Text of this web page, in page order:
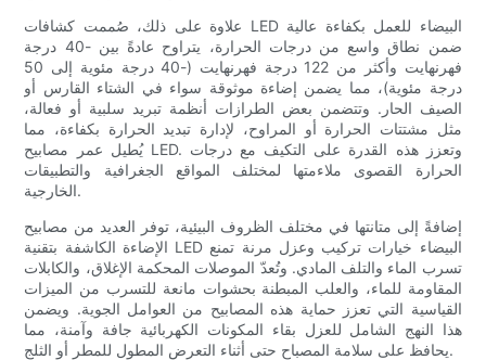
علاوة على ذلك، صُممت كشافات LED البيضاء للعمل بكفاءة عالية
ضمن نطاق واسع من درجات الحرارة، يتراوح عادةً بين -40 درجة
فهرنهايت وأكثر من 122 درجة فهرنهايت (-40 درجة مئوية إلى 50
درجة مئوية)، مما يضمن إضاءة موثوقة سواء في الشتاء القارس أو
الصيف الحار. وتتضمن بعض الطرازات أنظمة تبريد سلبية أو فعالة،
مثل مشتتات الحرارة أو المراوح، لإدارة تبديد الحرارة بكفاءة، مما
يُطيل عمر مصابيح LED. وتعزز هذه القدرة على التكيف مع درجات
الحرارة القصوى ملاءمتها لمختلف المواقع الجغرافية والتطبيقات
الخارجية.
إضافةً إلى متانتها في مختلف الظروف البيئية، توفر العديد من مصابيح
الإضاءة الكاشفة بتقنية LED البيضاء خيارات تركيب وعزل مرنة تمنع
تسرب الماء والتلف المادي. وتُعدّ الموصلات المحكمة الإغلاق، والكابلات
المقاومة للماء، والعلب المبطنة بحشوات مانعة للتسرب من الميزات
القياسية التي تعزز حماية هذه المصابيح من العوامل الجوية. ويضمن
هذا النهج الشامل للعزل بقاء المكونات الكهربائية جافة وآمنة، مما
يحافظ على سلامة المصباح حتى أثناء التعرض المطول للمطر أو الثلج.